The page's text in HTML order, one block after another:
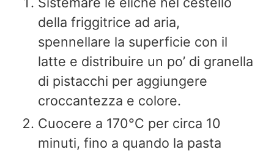
della friggitrice ad aria,
spennellare la superficie con il
latte e distribuire un po’ di granella
di pistacchi per aggiungere
croccantezza e colore.
Cuocere a 170°C per circa 10
minuti, fino a quando la pasta